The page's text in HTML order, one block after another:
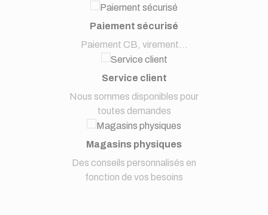
Paiement sécurisé
Paiement CB, virement...
Service client
Nous sommes disponibles pour
toutes demandes
Magasins physiques
Des conseils personnalisés en
fonction de vos besoins